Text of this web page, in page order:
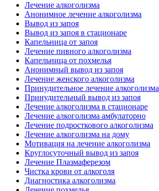
Лечение алкоголизма
Анонимное лечение алкоголизма
Вывод из запоя
Вывод из запоя в стационаре
Капельница от запоя
Лечение пивного алкоголизма
Капельница от похмелья
Анонимный вывод из запоя
Лечение женского алкоголизма
Принудительное лечение алкоголизма
Принудительный вывод из запоя
Лечение алкоголизма в стационаре
Лечение алкоголизма амбулаторно
Лечение подросткового алкоголизма
Лечение алкоголизма на дому
Мотивация на лечение алкоголизма
Круглосуточный вывод из запоя
Лечение Плазмаферезом
Чистка крови от алкоголя
Диагностика алкоголизма